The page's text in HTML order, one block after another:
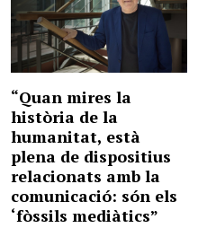
“Quan mires la
història de la
humanitat, està
plena de dispositius
relacionats amb la
comunicació: són els
‘fòssils mediàtics”